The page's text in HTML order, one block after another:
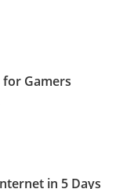
Gamers
in 5 Days